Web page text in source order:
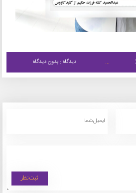
دیدگاه : بدون دیدگاه